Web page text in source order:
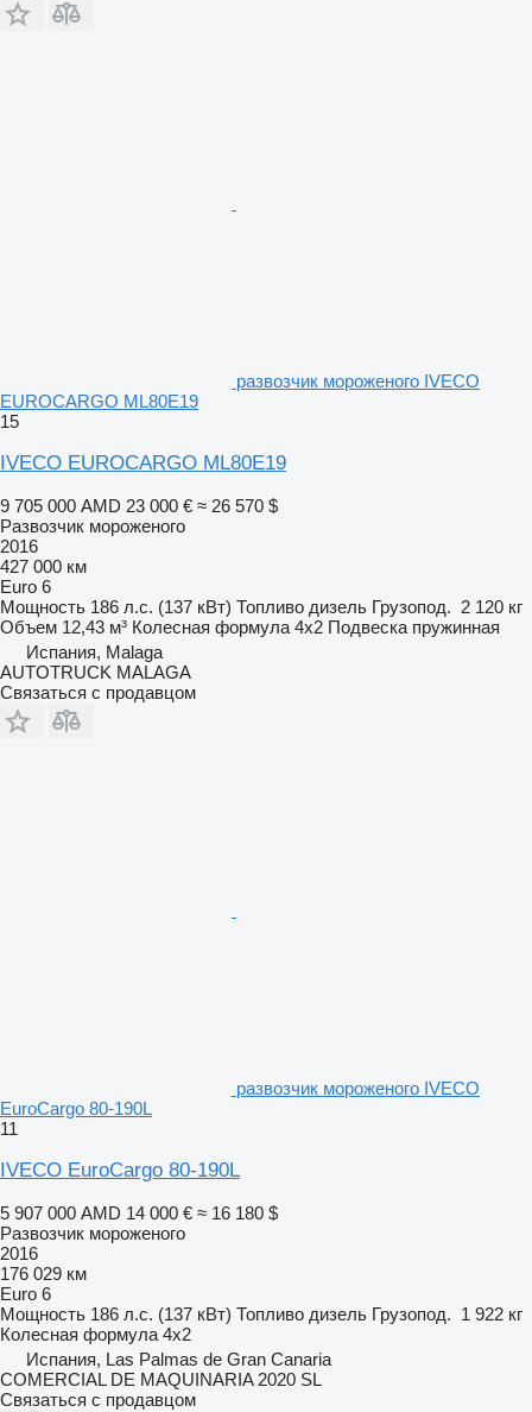
развозчик мороженого IVECO
EUROCARGO ML80E19
15
IVECO EUROCARGO ML80E19
9 705 000 AMD 23 000 € ≈ 26 570 $
Развозчик мороженого
2016
427 000 км
Euro 6
Мощность 186 л.с. (137 кВт) Топливо дизель Грузопод. 2 120 кг
Объем 12,43 м³ Колесная формула 4x2 Подвеска пружинная
Испания, Malaga
AUTOTRUCK MALAGA
Связаться с продавцом
развозчик мороженого IVECO
EuroCargo 80-190L
11
IVECO EuroCargo 80-190L
5 907 000 AMD 14 000 € ≈ 16 180 $
Развозчик мороженого
2016
176 029 км
Euro 6
Мощность 186 л.с. (137 кВт) Топливо дизель Грузопод. 1 922 кг
Колесная формула 4x2
Испания, Las Palmas de Gran Canaria
COMERCIAL DE MAQUINARIA 2020 SL
Связаться с продавцом